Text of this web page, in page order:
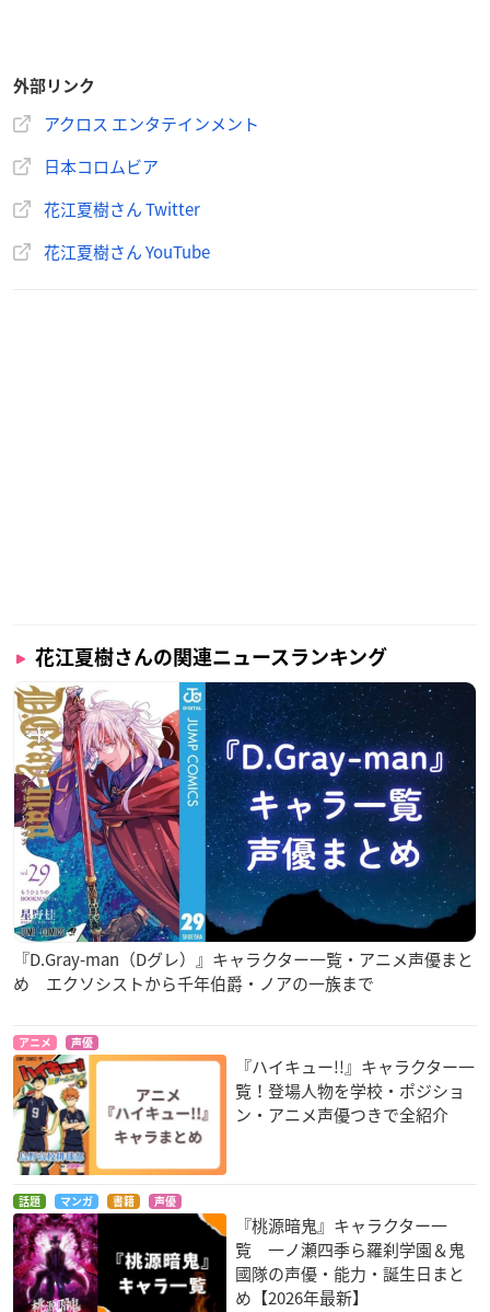
外部リンク
アクロス エンタテインメント
日本コロムビア
花江夏樹さん Twitter
花江夏樹さん YouTube
花江夏樹さんの関連ニュースランキング
『D.Gray-man（Dグレ）』キャラクター一覧・アニメ声優まと
め エクソシストから千年伯爵・ノアの一族まで
アニメ 声優
『ハイキュー!!』キャラクター一
覧！登場人物を学校・ポジショ
ン・アニメ声優つきで全紹介
話題 マンガ 書籍 声優
『桃源暗鬼』キャラクター一
覧 一ノ瀬四季ら羅刹学園＆鬼
國隊の声優・能力・誕生日まと
め【2026年最新】